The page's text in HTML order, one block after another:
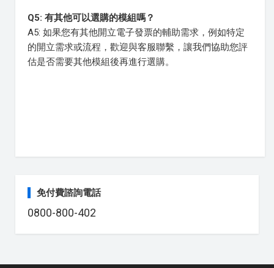
Q5: 有其他可以選購的模組嗎？
A5: 如果您有其他開立電子發票的輔助需求，例如特定
的開立需求或流程，歡迎與客服聯繫，讓我們協助您評
估是否需要其他模組後再進行選購。
免付費諮詢電話
0800-800-402